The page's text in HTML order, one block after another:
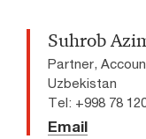
Suhrob
Partner,
Uzbekistan
Tel: +998 78
Email